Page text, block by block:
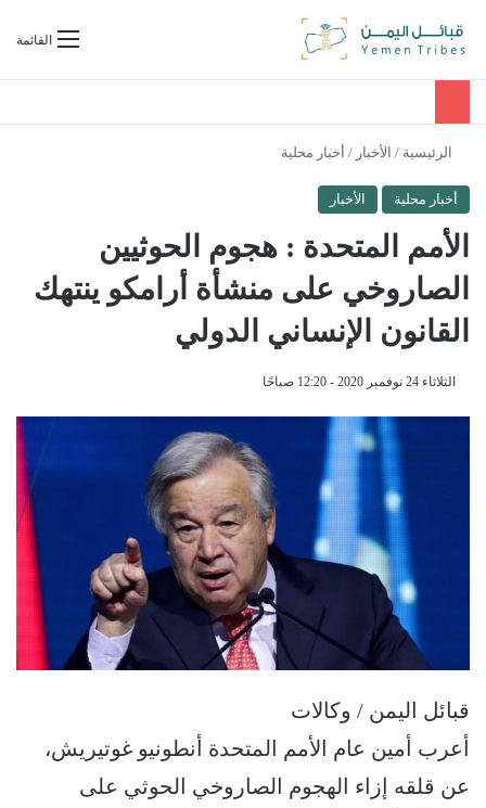
القائمةبحث عن
الرئيسية / الأخبار / أخبار محلية
أخبار محلية الأخبار
الأمم المتحدة : هجوم الحوثيين
الصاروخي على منشأة أرامكو ينتهك
القانون الإنساني الدولي
الثلاثاء 24 نوفمبر 2020 - 12:20 صباحًا
قبائل اليمن / وكالات
أعرب أمين عام الأمم المتحدة أنطونيو غوتيريش،
عن قلقه إزاء الهجوم الصاروخي الحوثي على